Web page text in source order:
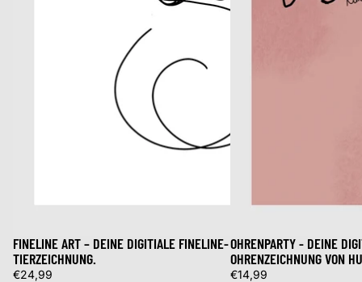
FINELINE ART – DEINE DIGITIALE FINELINE-
TIERZEICHNUNG.
€24,99
OHRENPARTY - DEINE
OHRENZEICHNUNG VON
€14,99